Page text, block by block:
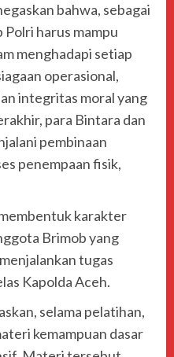
bahwa, sebagai
harus mampu
menghadapi setiap
operasional,
integritas moral yang
para Bintara dan
pembinaan
penempaan fisik,
karakter
Brimob yang
tugas
Kapolda Aceh.
selama pelatihan,
kemampuan dasar